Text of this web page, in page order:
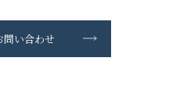
問い合わせ